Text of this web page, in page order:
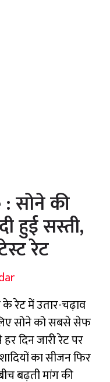
सोने की
हुई सस्ती,
रेट
के रेट में उतार-चढ़ाव
सोने को सबसे सेफ
दिन जारी रेट पर
का सीजन फिर
बढ़ती मांग की